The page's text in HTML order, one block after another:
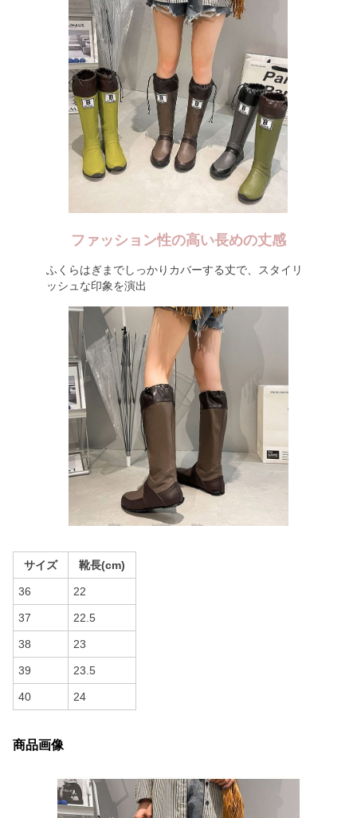
ファッション性の高い長めの丈感
ふくらはぎまでしっかりカバーする丈で、スタイリ
ッシュな印象を演出
サイズ 靴長(cm)
36 22
37 22.5
38 23
39 23.5
40 24
商品画像